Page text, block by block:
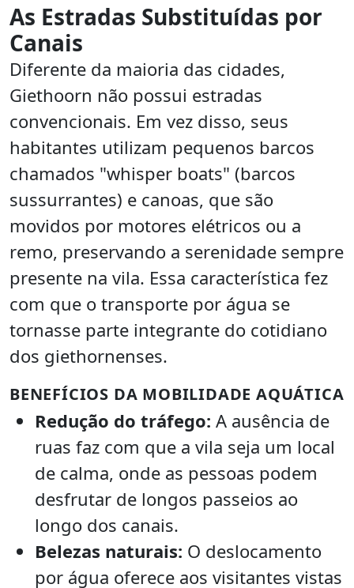
As Estradas Substituídas por
Canais
Diferente da maioria das cidades,
Giethoorn não possui estradas
convencionais. Em vez disso, seus
habitantes utilizam pequenos barcos
chamados "whisper boats" (barcos
sussurrantes) e canoas, que são
movidos por motores elétricos ou a
remo, preservando a serenidade sempre
presente na vila. Essa característica fez
com que o transporte por água se
tornasse parte integrante do cotidiano
dos giethornenses.
BENEFÍCIOS DA MOBILIDADE AQUÁTICA
Redução do tráfego: A ausência de
ruas faz com que a vila seja um local
de calma, onde as pessoas podem
desfrutar de longos passeios ao
longo dos canais.
Belezas naturais: O deslocamento
por água oferece aos visitantes vistas